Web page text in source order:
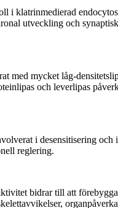
i klatrinmedierad
utveckling och
med mycket låg-
och leverlipas
i desensitisering och
reglering.
bidrar till att